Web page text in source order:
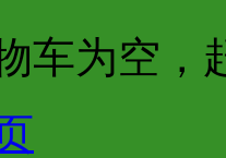
车为空，